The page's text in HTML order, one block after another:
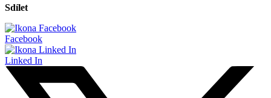
Sdílet
Facebook
Linked In